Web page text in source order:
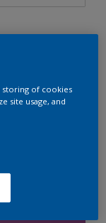
online
storing of cookies
site usage, and